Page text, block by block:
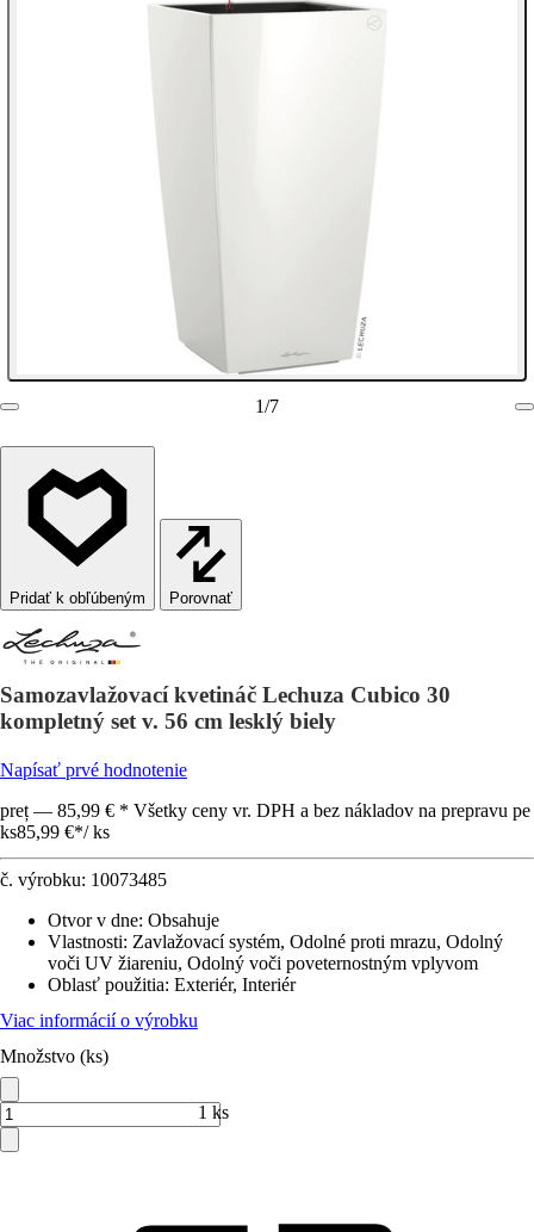
1/7
Porovnať
Samozavlažovací kvetináč Lechuza Cubico 30
kompletný set v. 56 cm lesklý biely
Napísať prvé hodnotenie
preț — 85,99 € * Všetky ceny vr. DPH a bez nákladov na prepravu pe
ks85,99 €*/ ks
č. výrobku: 10073485
Otvor v dne: Obsahuje
Vlastnosti: Zavlažovací systém, Odolné proti mrazu, Odolný
voči UV žiareniu, Odolný voči poveternostným vplyvom
Oblasť použitia: Exteriér, Interiér
Viac informácií o výrobku
Množstvo (ks)
1 ks